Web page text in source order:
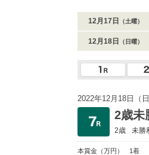
12月17日 （土曜）
12月18日 （日曜）
2022年12月18日（
2歳未
2歳 未勝
本賞金 （万円） 1着